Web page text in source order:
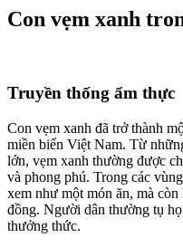
Con vẹm xanh
Truyền thống ẩm thực
Con vẹm xanh đã trở thành
miền biển Việt Nam. Từ
lớn, vẹm xanh thường được
và phong phú. Trong các
xem như một món ăn, mà
đồng. Người dân thường tụ
thưởng thức.